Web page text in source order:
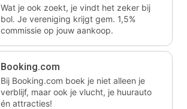
Wat je ook zoekt, je vindt het zeker bij
bol. Je vereniging krijgt gem. 1,5%
commissie op jouw aankoop.
Booking.com
Bij Booking.com boek je niet alleen je
verblijf, maar ook je vlucht, je huurauto
én attracties!